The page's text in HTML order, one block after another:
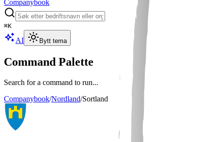
Companybook
⌘K
AI Bytt tema
Command Palette
Search for a command to run...
Companybook/Nordland/Sortland